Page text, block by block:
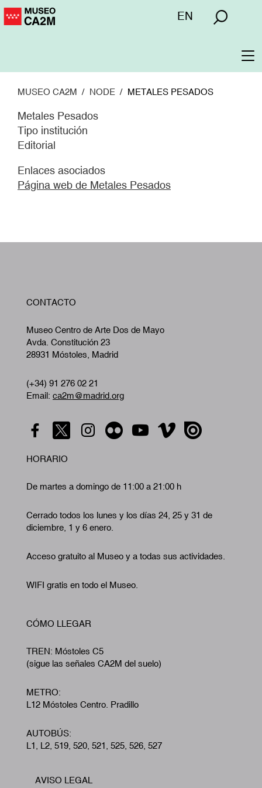
Pasar
Menú
EN
MUSEO CA2M NODE METALES PESADOS
Metales Pesados
Tipo institución
Editorial
Enlaces asociados
Página web de Metales Pesados
CONTACTO
Museo Centro de Arte Dos de Mayo
Avda. Constitución 23
28931 Móstoles, Madrid
(+34) 91 276 02 21
Email: ca2m@madrid.org
HORARIO
De martes a domingo de 11:00 a 21:00 h
Cerrado todos los lunes y los días 24, 25 y 31 de
diciembre, 1 y 6 enero.
Acceso gratuito al Museo y a todas sus actividades.
WIFI gratis en todo el Museo.
CÓMO LLEGAR
TREN: Móstoles C5
(sigue las señales CA2M del suelo)
METRO:
L12 Móstoles Centro. Pradillo
AUTOBÚS:
L1, L2, 519, 520, 521, 525, 526, 527
Footer
AVISO LEGAL